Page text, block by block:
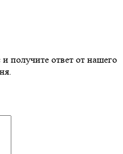
получите ответ от нашего